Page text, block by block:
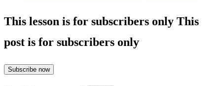
This lesson is for subscribers only This
post is for subscribers only
Subscribe now